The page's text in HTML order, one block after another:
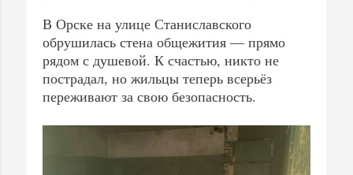
В Орске на улице Станиславского
обрушилась стена общежития — прямо
рядом с душевой. К счастью, никто не
пострадал, но жильцы теперь всерьёз
переживают за свою безопасность.